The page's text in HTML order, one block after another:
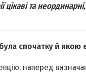
цікаві та
спочатку й якою
наперед